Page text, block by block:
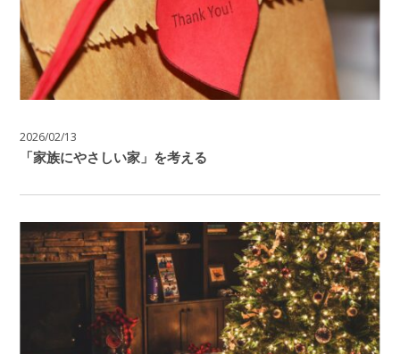
2026/02/13
「家族にやさしい家」を考える